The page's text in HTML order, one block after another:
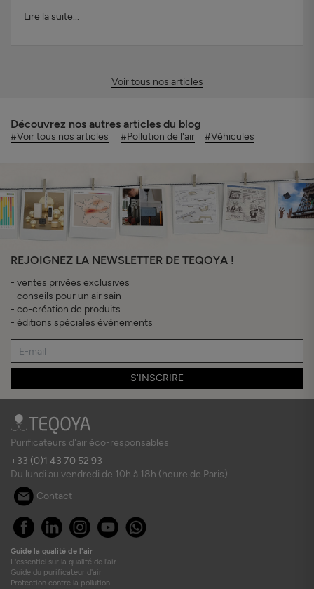
Lire la suite...
Voir tous nos articles
Découvrez nos autres articles du blog
#Voir tous nos articles #Pollution de l'air #Véhicules
REJOIGNEZ LA NEWSLETTER DE TEQOYA !
- ventes privées exclusives
- conseils pour un air sain
- co-création de produits
- éditions spéciales évènements
S'INSCRIRE
Purificateurs d'air éco-responsables
+33 (0)1 43 70 52 93
Du lundi au vendredi de 10h à 18h (heure de Paris).
Contact
Guide la qualité de l'air
L'essentiel sur la qualité de l'air
Guide du purificateur d'air
Protection contre la pollution